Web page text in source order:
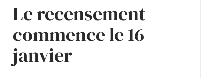
Le recensement
commence le 16
janvier